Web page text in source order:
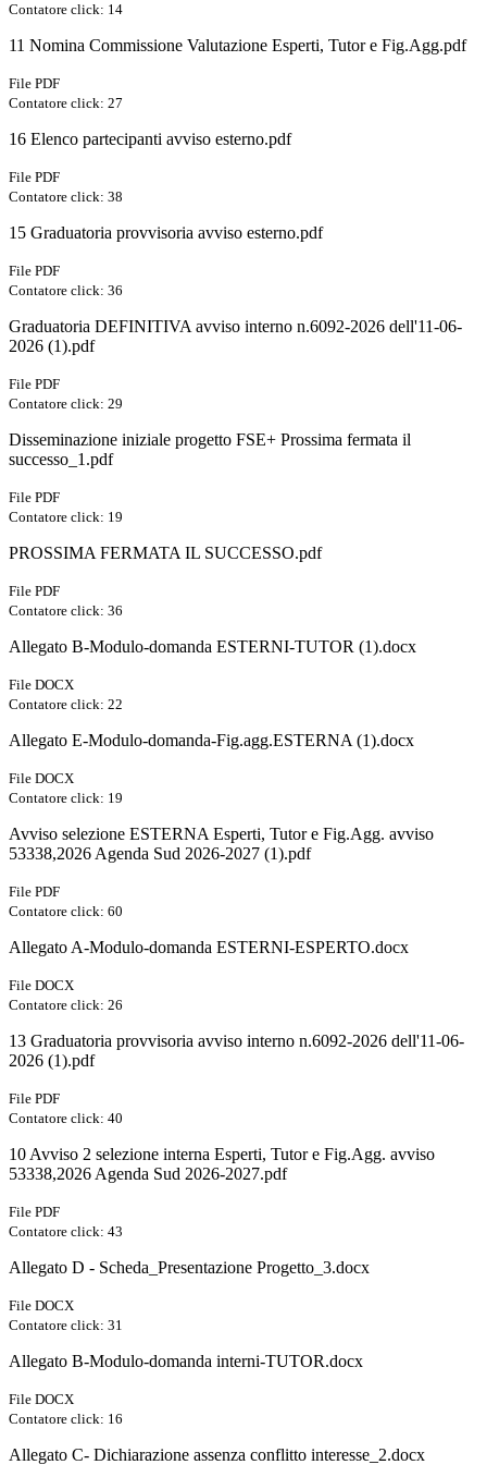
Contatore click: 14
11 Nomina Commissione Valutazione Esperti, Tutor e Fig.Agg.pdf
File PDF
Contatore click: 27
16 Elenco partecipanti avviso esterno.pdf
File PDF
Contatore click: 38
15 Graduatoria provvisoria avviso esterno.pdf
File PDF
Contatore click: 36
Graduatoria DEFINITIVA avviso interno n.6092-2026 dell'11-06-
2026 (1).pdf
File PDF
Contatore click: 29
Disseminazione iniziale progetto FSE+ Prossima fermata il
successo_1.pdf
File PDF
Contatore click: 19
PROSSIMA FERMATA IL SUCCESSO.pdf
File PDF
Contatore click: 36
Allegato B-Modulo-domanda ESTERNI-TUTOR (1).docx
File DOCX
Contatore click: 22
Allegato E-Modulo-domanda-Fig.agg.ESTERNA (1).docx
File DOCX
Contatore click: 19
Avviso selezione ESTERNA Esperti, Tutor e Fig.Agg. avviso
53338,2026 Agenda Sud 2026-2027 (1).pdf
File PDF
Contatore click: 60
Allegato A-Modulo-domanda ESTERNI-ESPERTO.docx
File DOCX
Contatore click: 26
13 Graduatoria provvisoria avviso interno n.6092-2026 dell'11-06-
2026 (1).pdf
File PDF
Contatore click: 40
10 Avviso 2 selezione interna Esperti, Tutor e Fig.Agg. avviso
53338,2026 Agenda Sud 2026-2027.pdf
File PDF
Contatore click: 43
Allegato D - Scheda_Presentazione Progetto_3.docx
File DOCX
Contatore click: 31
Allegato B-Modulo-domanda interni-TUTOR.docx
File DOCX
Contatore click: 16
Allegato C- Dichiarazione assenza conflitto interesse_2.docx